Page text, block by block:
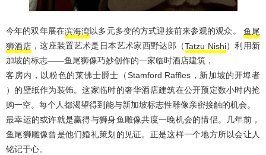
今年的双年展在滨海湾以多元多变的方式迎接前来参观的观众。 鱼尾
狮酒店 ，这座装置艺术是日本艺术家西野达郎（Tatzu Nishi）利用新
加坡的标志——鱼尾狮像巧妙创作的一家临时酒店建筑，
客房内，以粉色的莱佛士爵士（Stamford Raffles，新加坡的开埠者
）的壁纸作为装饰。这家临时的奢华酒店建筑在公开预定数小时内抢
购一空。每个人都渴望得到能与新加坡标志性雕像亲密接触的机会。
最幸运的或许就是赢得与狮身鱼雕像共度一晚机会的情侣。几年前，
鱼尾狮雕像曾是他们婚礼策划的见证。正是这样一个地方所以会让人
铭记于心。